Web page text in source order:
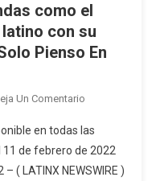
Para
Ampliar
Su
Latina
como el
con su
Pienso En
Un ComentarioEn
Music
Toma
Las
en todas las
de febrero de 2022
( LATINX NEWSWIRE )